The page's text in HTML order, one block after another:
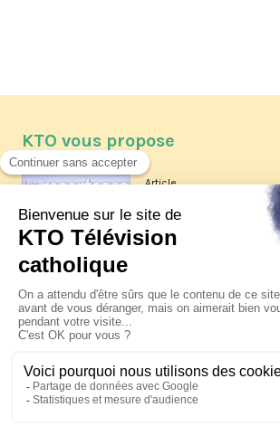
KTO vous propose
Article
Les reportages d'été
La visite pastorale du
XIV à Assise à suivre
jeudi 6 août
Le pape en Uruguay,
Pérou du 6 au 17